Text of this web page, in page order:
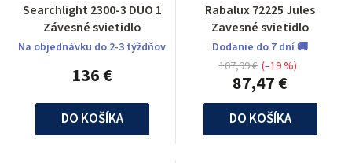
Searchlight 2300-3 DUO 1
Závesné svietidlo
Na objednávku do 2-3 týždňov
136 €
DO KOŠÍKA
Rabalux 72225 Jules
Zavesné svietidlo
Dodanie do 7 dní 🚚
87,47 €
107,99 € (–19 %)
DO KOŠÍKA